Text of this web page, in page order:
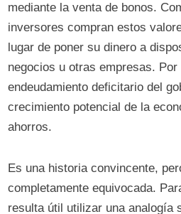
mediante la venta de bonos.
inversores compran estos
lugar de poner su dinero a
negocios u otras empresas. Por
endeudamiento deficitario del
crecimiento potencial de la
ahorros.
Es una historia convincente,
completamente equivocada.
resulta útil utilizar una analogía